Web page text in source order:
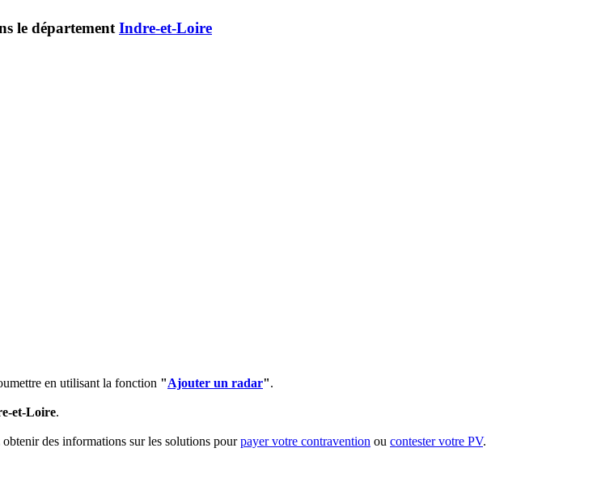
le département Indre-et-Loire
en utilisant la fonction "Ajouter un radar".
et-Loire.
des informations sur les solutions pourpayer votre contravention ou contester votre PV.